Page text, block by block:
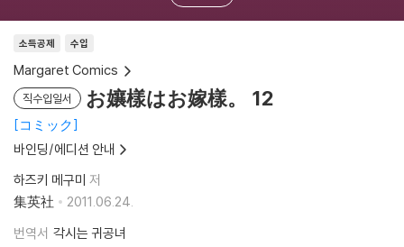
소득공제 수입
Margaret Comics
직수입일서 お孃樣はお嫁樣。 12
コミック
바인딩/에디션 안내
하즈키 메구미 저
集英社
2011.06.24.
번역서 각시는 귀공녀